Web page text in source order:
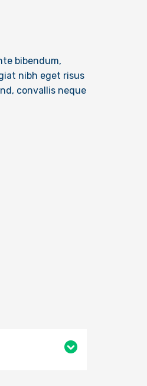
bibendum,
nibh eget risus
convallis neque